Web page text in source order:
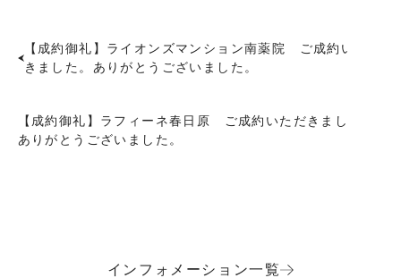
【成約御礼】ライオンズマンション南薬院 ご成約いただ
きました。ありがとうございました。
【成約御礼】ラフィーネ春日原 ご成約いただきました。
ありがとうございました。
インフォメーション一覧